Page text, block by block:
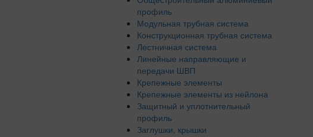
профиль
Модульная трубная система
Конструкционная трубная система
Лестничная система
Линейные направляющие и
передачи ШВП
Крепежные элементы
Крепежные элементы из нейлона
Защитный и уплотнительный
профиль
Заглушки, крышки